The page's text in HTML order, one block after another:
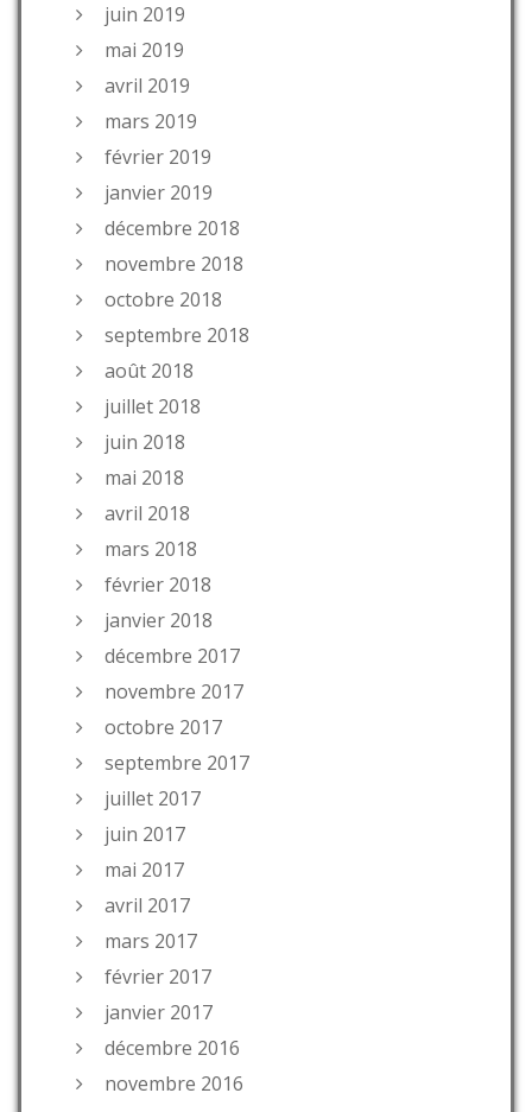
juin 2019
mai 2019
avril 2019
mars 2019
février 2019
janvier 2019
décembre 2018
novembre 2018
octobre 2018
septembre 2018
août 2018
juillet 2018
juin 2018
mai 2018
avril 2018
mars 2018
février 2018
janvier 2018
décembre 2017
novembre 2017
octobre 2017
septembre 2017
juillet 2017
juin 2017
mai 2017
avril 2017
mars 2017
février 2017
janvier 2017
décembre 2016
novembre 2016